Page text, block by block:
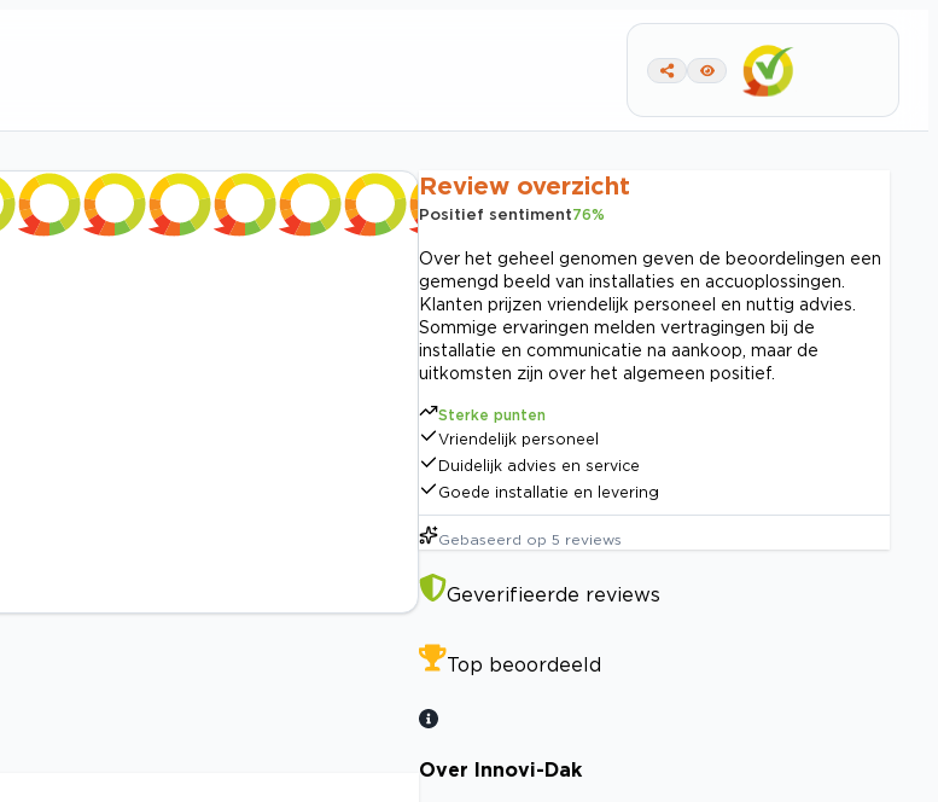
Review overzicht
Positief sentiment76%
Over het geheel genomen geven de beoordelingen een
gemengd beeld van installaties en accuoplossingen.
Klanten prijzen vriendelijk personeel en nuttig advies.
Sommige ervaringen melden vertragingen bij de
installatie en communicatie na aankoop, maar de
uitkomsten zijn over het algemeen positief.
Sterke punten
Vriendelijk personeel
Duidelijk advies en service
Goede installatie en levering
Gebaseerd op 5 reviews
Geverifieerde reviews
Top beoordeeld
Over Innovi-Dak